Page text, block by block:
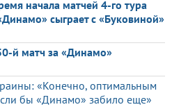
начала матчей 4-го тура
сыграет с «Буковиной»
й матч за «Динамо»
«Конечно, оптимальным
бы «Динамо» забило еще»